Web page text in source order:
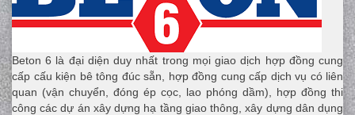
Beton 6 là đại diện duy nhất trong mọi giao dịch hợp đồng cung
cấp cấu kiện bê tông đúc sẵn, hợp đồng cung cấp dịch vụ có liên
quan (vận chuyển, đóng ép cọc, lao phóng dầm), hợp đồng thi
công các dự án xây dựng hạ tầng giao thông, xây dựng dân dụng